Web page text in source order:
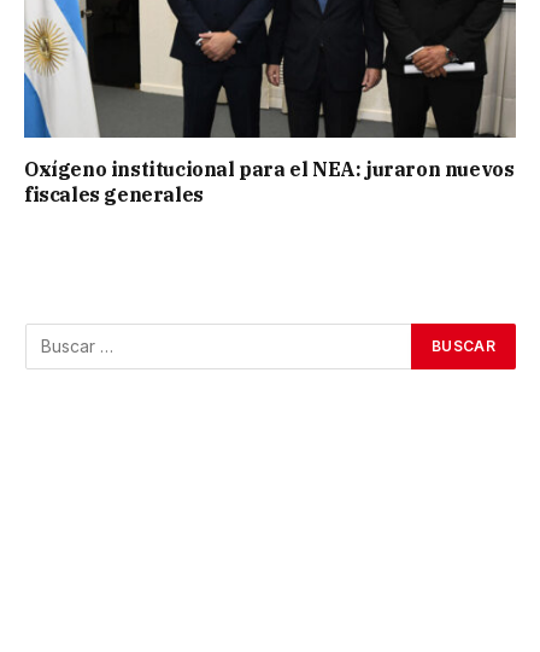
Oxígeno institucional para el NEA: juraron nuevos
fiscales generales